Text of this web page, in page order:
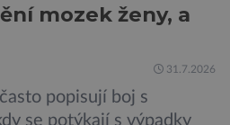
mozek ženy, a
31.7.2026
popisují boj s
se potýkají s výpadky